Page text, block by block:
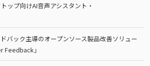
ップ向けAI音声アシスタント・
バック主導のオープンソース製品改善ソリュー
Feedback」